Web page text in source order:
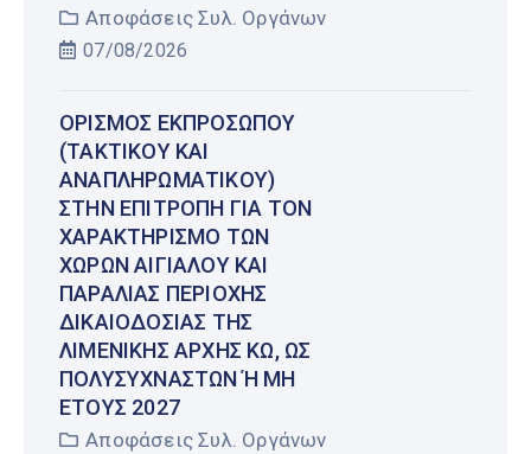
Αποφάσεις Συλ. Οργάνων
07/08/2026
ΟΡΙΣΜΌΣ ΕΚΠΡΟΣΏΠΟΥ
(ΤΑΚΤΙΚΟΎ ΚΑΙ
ΑΝΑΠΛΗΡΩΜΑΤΙΚΟΎ)
ΣΤΗΝ ΕΠΙΤΡΟΠΉ ΓΙΑ ΤΟΝ
ΧΑΡΑΚΤΗΡΙΣΜΌ ΤΩΝ
ΧΏΡΩΝ ΑΙΓΙΑΛΟΎ ΚΑΙ
ΠΑΡΑΛΊΑΣ ΠΕΡΙΟΧΉΣ
ΔΙΚΑΙΟΔΟΣΊΑΣ ΤΗΣ
ΛΙΜΕΝΙΚΉΣ ΑΡΧΉΣ ΚΩ, ΩΣ
ΠΟΛΥΣΎΧΝΑΣΤΩΝ Ή ΜΗ Έ
ΤΟΥΣ 2027
Αποφάσεις Συλ. Οργάνων